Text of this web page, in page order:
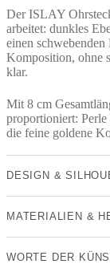
Der ISLAY
arbeitet: dunkles
einen
Komposition, ohne
klar.
Mit 8 cm
proportioniert:
die feine goldene
DESIGN &
MATERIALIEN &
WORTE DER